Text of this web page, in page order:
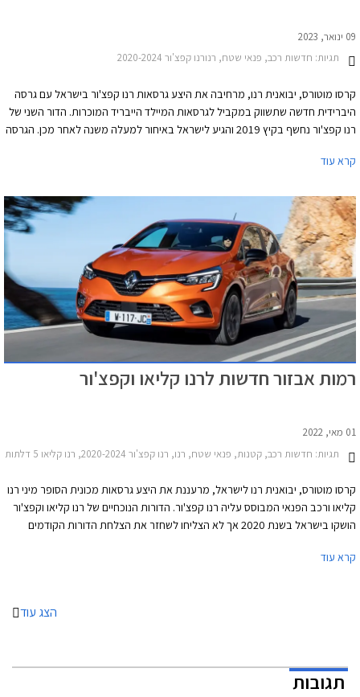
09 ינואר, 2023
תגיות: חדשות רכב, פנאי שטח, רנורנו קפצ'ור 2020-2024
קרסו מוטורס, יבואנית רנו, מרחיבה את היצע גרסאות רנו קפצ'ור בישראל עם גרסה
היברידית חדשה שתשווק במקביל לגרסאות המיילד הייבריד המוכרות. הדור השני של
רנו קפצ'ור נחשף בקיץ 2019 והגיע לישראל באיחור למעלה משנה לאחר מכן. הגרסה
שנתיים. על אף מחיר כניסה אטרקטיבי לגרסאות המיילד הייבריד לא נהנה רנו קפצ'ור
לעומת יותר מ- 6,000 יחידות של מוביל הסגמנט טויוטה יאריס קרוס.
קרא עוד
רמות אבזור חדשות לרנו קליאו וקפצ'ור
01 מאי, 2022
תגיות: חדשות רכב, קטנות, פנאי שטח, רנו, רנו קפצ'ור 2020-2024, רנו קליאו 5 דלתות 2020-2024מחירון רכב
קרסו מוטורס, יבואנית רנו לישראל, מרעננת את היצע גרסאות מכונית הסופר מיני רנו
קליאו ורכב הפנאי המבוסס עליה רנו קפצ'ור. הדורות הנוכחיים של רנו קליאו וקפצ'ור
הושקו בישראל בשנת 2020 אך לא הצליחו לשחזר את הצלחת הדורות הקודמים
קרא עוד
הצג עוד
תגובות